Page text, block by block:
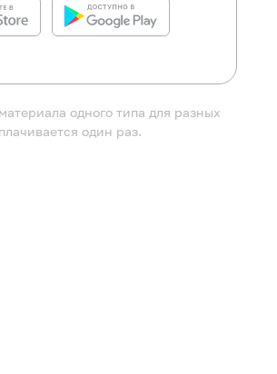
одного типа для разных
один раз.